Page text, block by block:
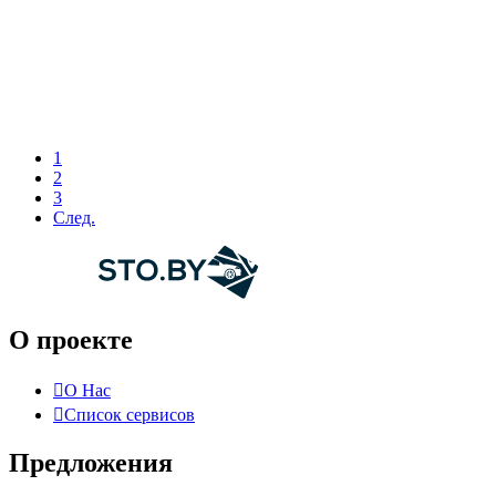
1
2
3
След.
О проекте
О Нас
Список сервисов
Предложения